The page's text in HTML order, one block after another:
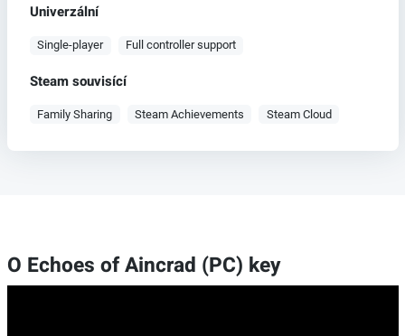
Univerzální
Single-player Full controller support
Steam souvisící
Family Sharing Steam Achievements Steam Cloud
O Echoes of Aincrad (PC) key